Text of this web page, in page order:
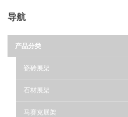
导航
产品分类
瓷砖展架
石材展架
马赛克展架